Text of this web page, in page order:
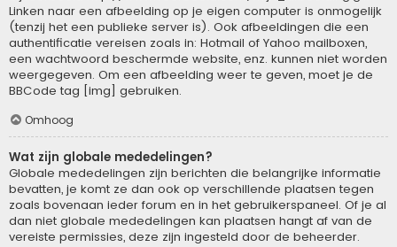
Linken naar een afbeelding op je eigen computer is onmogelijk
(tenzij het een publieke server is). Ook afbeeldingen die een
authentificatie vereisen zoals in: Hotmail of Yahoo mailboxen,
een wachtwoord beschermde website, enz. kunnen niet worden
weergegeven. Om een afbeelding weer te geven, moet je de
BBCode tag [img] gebruiken.
Omhoog
Wat zijn globale mededelingen?
Globale mededelingen zijn berichten die belangrijke informatie
bevatten, je komt ze dan ook op verschillende plaatsen tegen
zoals bovenaan ieder forum en in het gebruikerspaneel. Of je al
dan niet globale mededelingen kan plaatsen hangt af van de
vereiste permissies, deze zijn ingesteld door de beheerder.